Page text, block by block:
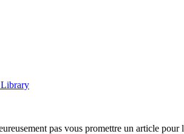
pas vous promettre un article pour